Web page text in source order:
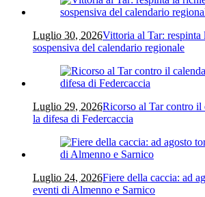
Luglio 30, 2026Vittoria al Tar: respinta
sospensiva del calendario regionale
Luglio 29, 2026Ricorso al Tar contro il
la difesa di Federcaccia
Luglio 24, 2026Fiere della caccia: ad
eventi di Almenno e Sarnico